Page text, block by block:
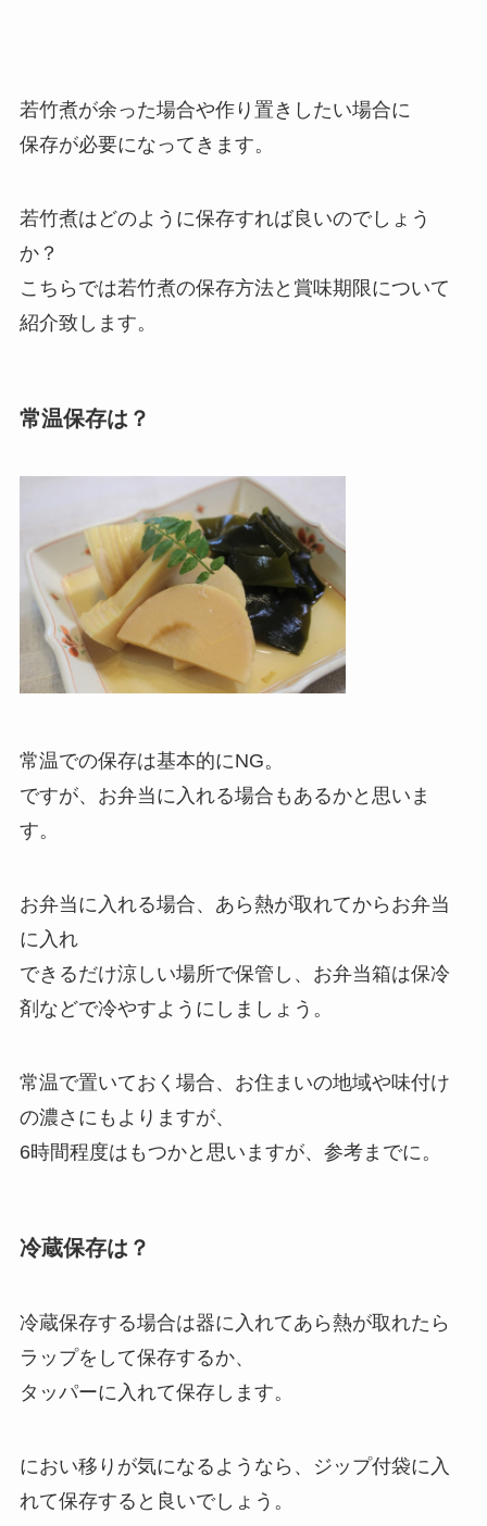
若竹煮が余った場合や作り置きしたい場合に
保存が必要になってきます。
若竹煮はどのように保存すれば良いのでしょう
か？
こちらでは若竹煮の保存方法と賞味期限について
紹介致します。
常温保存は？
常温での保存は基本的にNG。
ですが、お弁当に入れる場合もあるかと思いま
す。
お弁当に入れる場合、あら熱が取れてからお弁当
に入れ
できるだけ涼しい場所で保管し、お弁当箱は保冷
剤などで冷やすようにしましょう。
常温で置いておく場合、お住まいの地域や味付け
の濃さにもよりますが、
6時間程度はもつかと思いますが、参考までに。
冷蔵保存は？
冷蔵保存する場合は器に入れてあら熱が取れたら
ラップをして保存するか、
タッパーに入れて保存します。
におい移りが気になるようなら、ジップ付袋に入
れて保存すると良いでしょう。